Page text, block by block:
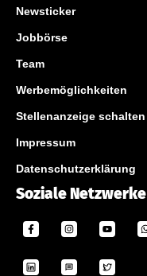
Newsticker
Jobbörse
Team
Werbemöglichkeiten
Stellenanzeige schalten
Impressum
Datenschutzerklärung
Soziale Netzwerke